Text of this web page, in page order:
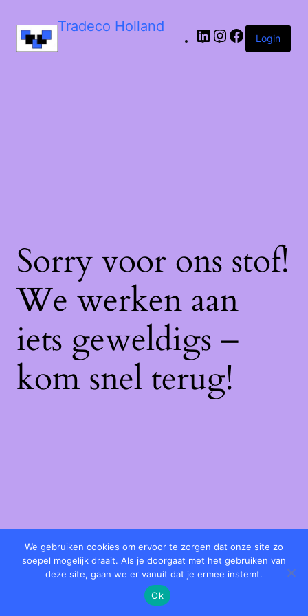
Tradeco Holland
Login
Sorry voor ons stof!
We werken aan
iets geweldigs –
kom snel terug!
We gebruiken cookies om ervoor te zorgen dat onze site zo
soepel mogelijk draait. Als je doorgaat met het gebruiken van
deze site, gaan we er vanuit dat je ermee instemt.
Ok